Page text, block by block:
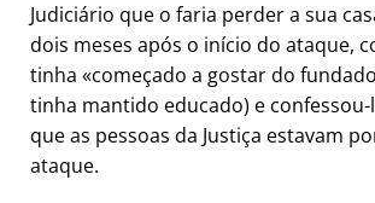
Judiciário que o faria perder a sua
dois meses após o início do ataque,
tinha
começado a gostar do
tinha mantido educado) e
que as pessoas da Justiça estavam
ataque.